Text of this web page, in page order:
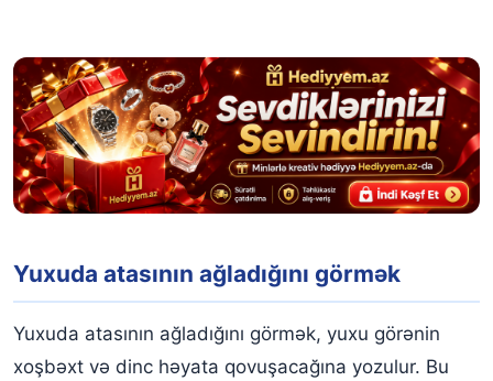
Yuxuda atasının ağladığını görmək
Yuxuda atasının ağladığını görmək, yuxu görənin
xoşbəxt və dinc həyata qovuşacağına yozulur. Bu